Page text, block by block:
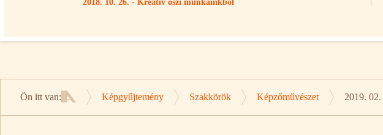
2018. 10. 26. - Kreatív őszi munkáinkból
Ön itt van:
Képgyűjtemény Szakkörök Képzőművészet 2019.